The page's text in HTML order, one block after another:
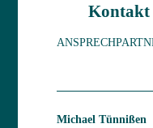
Kontakt
Michael Tünnißen